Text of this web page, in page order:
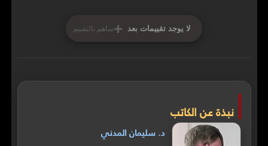
لا يوجد تقييمات بعد +ساهم بالتقييم
نبذة عن الكاتب
د. سليمان المدني